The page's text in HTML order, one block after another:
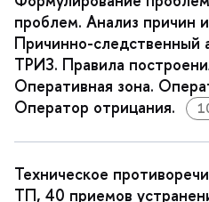
проблем. Анализ причин
Причинно-
ТРИЗ. Правила
Оперативная зона.
Оператор отрицания.
Техническое
ТП, 40 приемов